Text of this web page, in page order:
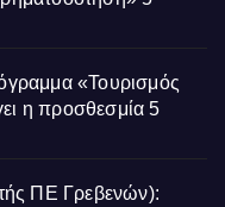
«Τουρισμός
η προσθεσμία 5
ΠΕ Γρεβενών):